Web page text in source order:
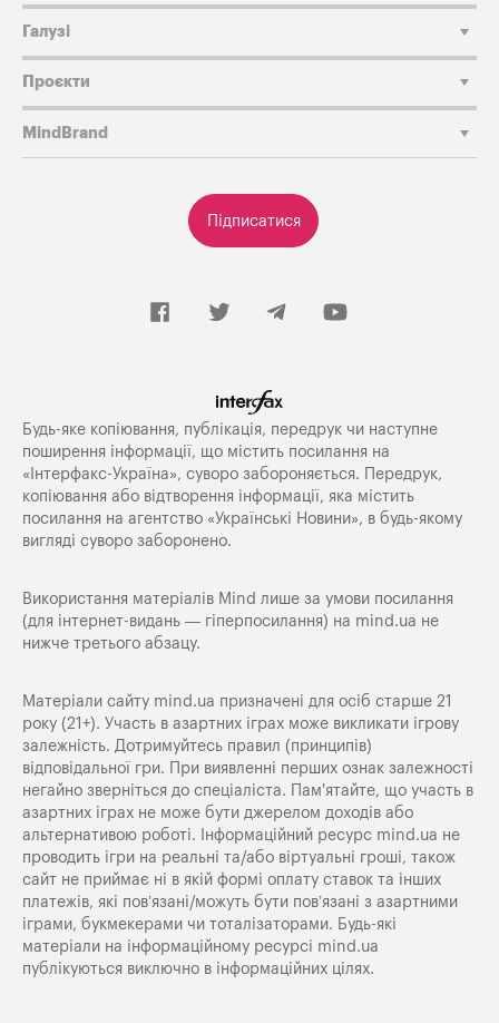
Підписатися
Галузі
Проєкти
MindBrand
Будь-яке копiювання, публiкацiя, передрук чи наступне
поширення iнформацiї, що мiстить посилання на
«Iнтерфакс-Україна», суворо забороняється. Передрук,
копіювання або відтворення інформації, яка містить
посилання на агентство «Українські Новини», в будь-якому
вигляді суворо заборонено.
Використання матеріалів Mind лише за умови посилання
(для інтернет-видань — гіперпосилання) на mind.ua не
нижче третього абзацу.
Матеріали сайту mind.ua призначені для осіб старше 21
року (21+). Участь в азартних іграх може викликати ігрову
залежність. Дотримуйтесь правил (принципів)
відповідальної гри. При виявленні перших ознак залежності
негайно зверніться до спеціаліста. Пам'ятайте, що участь в
азартних іграх не може бути джерелом доходів або
альтернативою роботі. Інформаційний ресурс mind.ua не
проводить ігри на реальні та/або віртуальні гроші, також
сайт не приймає ні в якій формі оплату ставок та інших
платежів, які пов’язані/можуть бути пов’язані з азартними
іграми, букмекерами чи тоталізаторами. Будь-які
матеріали на інформаційному ресурсі mind.ua
публікуються виключно в інформаційних цілях.